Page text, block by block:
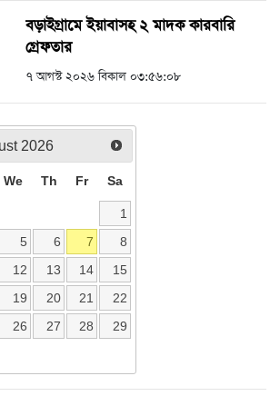
বড়াইগ্রামে ইয়াবাসহ ২ মাদক কারবারি
গ্রেফতার
৭ আগস্ট ২০২৬ বিকাল ০৩:৫৬:০৮
2026
We Th Fr Sa
1
5 6 7
8
12 13 14
15
19 20 21
22
26 27 28
29